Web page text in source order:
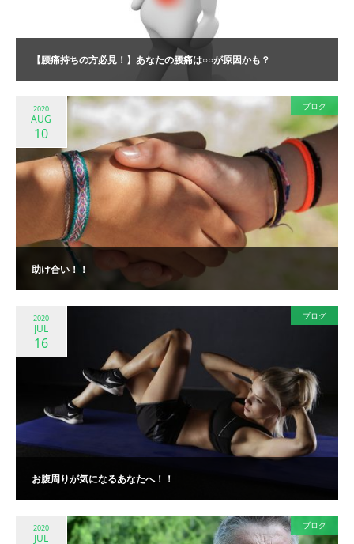
【腰痛持ちの方必見！】あなたの腰痛は○○が原因かも？
助け合い！！
2020
AUG
10
ブログ
お腹周りが気になるあなたへ！！
2020
JUL
16
ブログ
2020
JUL
ブログ